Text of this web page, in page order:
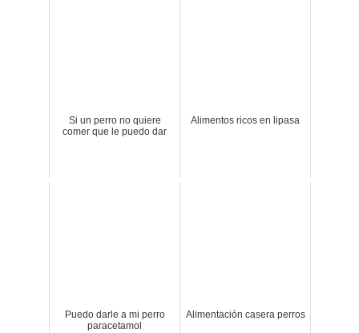
Si un perro no quiere
comer que le puedo dar
Alimentos ricos en lipasa
Puedo darle a mi perro
paracetamol
Alimentación casera perros